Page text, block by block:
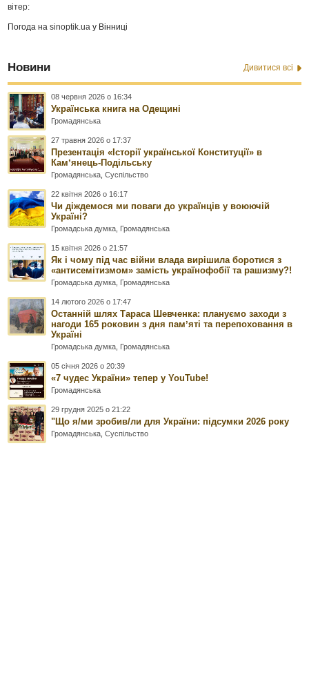
вітер:
Погода наsinoptik.ua у Вінниці
Новини Дивитися всі
08 червня 2026 о 16:34
Українська книга на Одещині
Громадянська
27 травня 2026 о 17:37
Презентація «Історії української Конституції» в
Камʼянець-Подільську
Громадянська ,Суспільство
22 квітня 2026 о 16:17
Чи діждемося ми поваги до українців у воюючій
Україні?
Громадська думка Громадянська
15 квітня 2026 о 21:57
Як і чому під час війни влада вирішила боротися з
«антисемітизмом» замість українофобії та рашизму?!
Громадська думка Громадянська
14 лютого 2026 о 17:47
Останній шлях Тараса Шевченка: плануємо заходи з
нагоди 165 роковин з дня памʼяті та перепоховання в
Україні
Громадська думка Громадянська
05 січня 2026 о 20:39
«7 чудес України» тепер у YouTube!
Громадянська
29 грудня 2025 о 21:22
"Що я/ми зробив/ли для України: підсумки 2026 року
Громадянська ,Суспільство